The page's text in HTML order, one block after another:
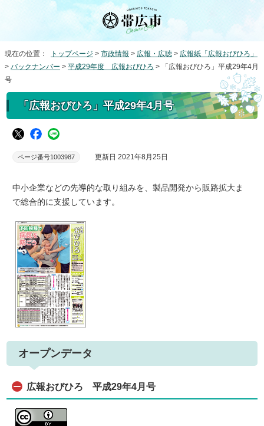
現在の位置： トップページ > 市政情報 > 広報・広聴 > 広報紙「広報おびひろ」
> バックナンバー > 平成29年度 広報おびひろ > 「広報おびひろ」平成29年4月
号
「広報おびひろ」平成29年4月号
ページ番号1003987 更新日 2021年8月25日
中小企業などの先導的な取り組みを、製品開発から販路拡大ま
で総合的に支援しています。
オープンデータ
広報おびひろ 平成29年4月号